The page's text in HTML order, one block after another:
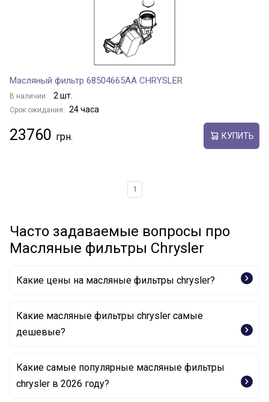
Масляный фильтр 68504665AA CHRYSLER
В наличии: 2 шт.
Срок ожидания: 24 часа
23760 КУПИТЬ
1
Часто задаваемые вопросы про
Масляные фильтры Chrysler
Какие цены на масляные фильтры chrysler?
Какие масляные фильтры chrysler самые
дешевые?
Масляный фильтр 68102 241AA CHRYSLER
Какие самые популярные масляные фильтры
chrysler в 2026 году?